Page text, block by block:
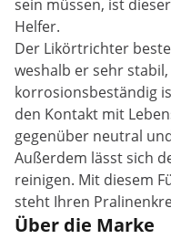
sein müssen, ist
Helfer.
Der Likörtrichter
weshalb er sehr
korrosionsbeständig
den Kontakt mit
gegenüber neutral
Außerdem lässt sich
reinigen. Mit diesem
steht Ihren
Über die Marke